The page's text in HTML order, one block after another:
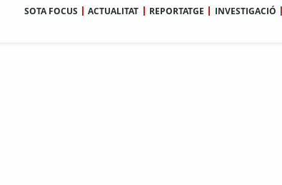
SOTA FOCUS ACTUALITAT REPORTATGE INVESTIGACIÓ